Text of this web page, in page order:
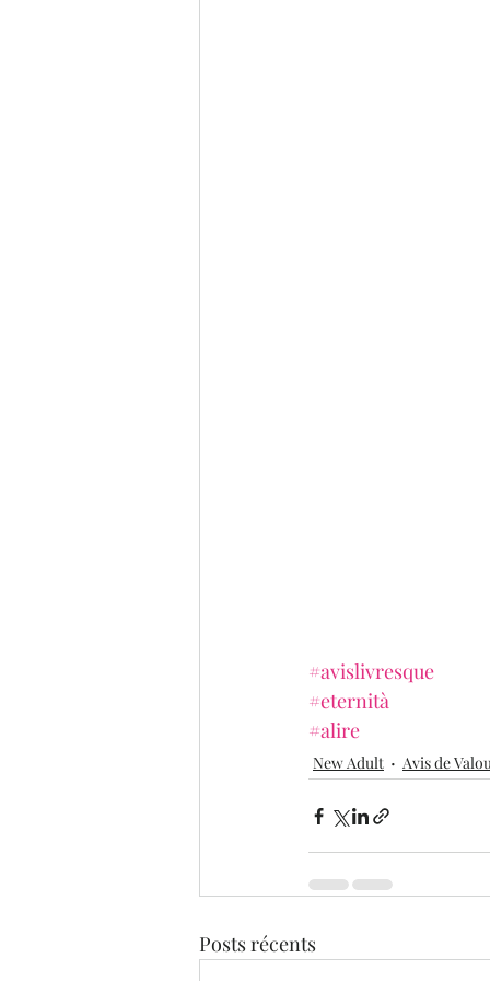
#avislivresque
#eternità
#alire
New Adult Avis de Valou
Posts récents